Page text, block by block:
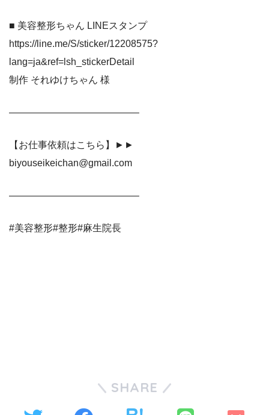
■ 美容整形ちゃん LINEスタンプ
https://line.me/S/sticker/12208575?
lang=ja&ref=lsh_stickerDetail
制作 それゆけちゃん 様
—————————————–
【お仕事依頼はこちら】►►
biyouseikeichan@gmail.com
—————————————–
#美容整形#整形#麻生院長
SHARE